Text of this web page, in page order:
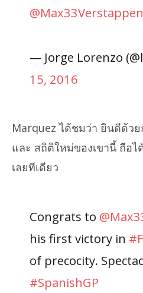
@Max33Verstappen
— Jorge Lorenzo
15, 2016
Marquez ได้ชมว่า ยินดีด้ว
และ สถิติใหม่ของเขานี้ ถือไ
เลยทีเดียว
Congrats to
his first victory in
of precocity.
#SpanishGP